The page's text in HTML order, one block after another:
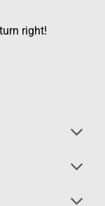
right!